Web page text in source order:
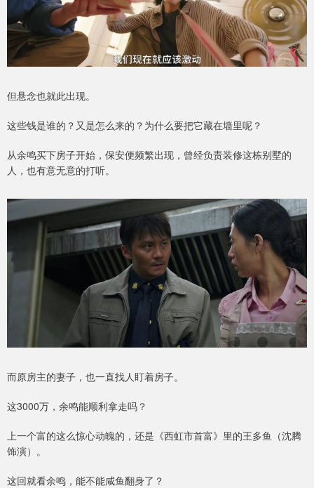
但悬念也就此出现。
这些钱是谁的？又是怎么来的？为什么要把它藏在墙里呢？
从余鸣买下房子开始，保安便频繁出现，曾经负责装修这栋别墅的
人，也有意无意的打听。
而原房主的妻子，也一直找人盯着房子。
这3000万，余鸣能顺利拿走吗？
上一个富的这么惊心动魄的，还是《西虹市首富》里的王多鱼（沈腾
饰演）。
这回就看余鸣，能不能咸鱼翻身了？